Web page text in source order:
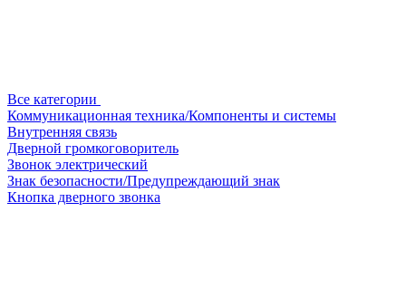
Все категории
Коммуникационная техника/Компоненты и системы
Внутренняя связь
Дверной громкоговоритель
Звонок электрический
Знак безопасности/Предупреждающий знак
Кнопка дверного звонка